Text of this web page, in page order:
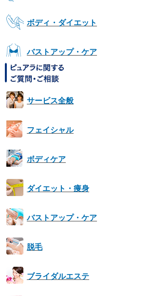
ボディ・ダイエット
バストアップ・ケア
サービス全般
フェイシャル
ボディケア
ダイエット・痩身
バストアップ・ケア
脱毛
ブライダルエステ